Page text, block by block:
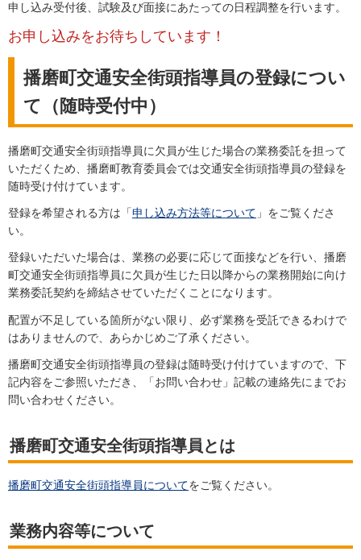
申し込み受付後、試験及び面接にあたっての日程調整を行います。
お申し込みをお待ちしています！
播磨町交通安全街頭指導員の登録につい
て（随時受付中）
播磨町交通安全街頭指導員に欠員が生じた場合の業務委託を担って
いただくため、播磨町教育委員会では交通安全街頭指導員の登録を
随時受け付けています。
登録を希望される方は「申し込み方法等について 」をご覧くださ
い。
登録いただいた場合は、業務の必要に応じて面接などを行い、播磨
町交通安全街頭指導員に欠員が生じた日以降からの業務開始に向け
業務委託契約を締結させていただくことになります。
配置が不足している箇所がない限り、必ず業務を受託できるわけで
はありませんので、あらかじめご了承ください。
播磨町交通安全街頭指導員の登録は随時受け付けていますので、下
記内容をご参照いただき、「お問い合わせ」記載の連絡先にまでお
問い合わせください。
播磨町交通安全街頭指導員とは
播磨町交通安全街頭指導員についてをご覧ください。
業務内容等について